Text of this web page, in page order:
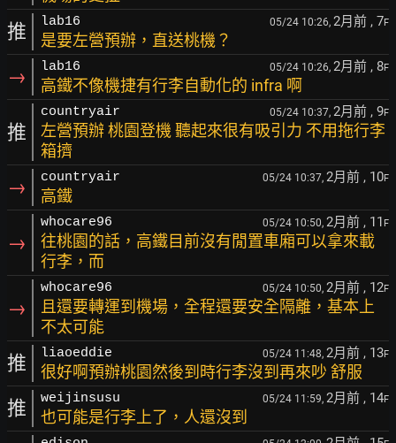
推 lab16 05/24 10:26, 2月前 , 7F
是要左營預辦，直送桃機？
→ lab16 05/24 10:26, 2月前 , 8F
高鐵不像機捷有行李自動化的 infra 啊
推
countryair 05/24 10:37, 2月前 , 9F
左營預辦 桃園登機 聽起來很有吸引力 不用拖行李
箱擠
→ countryair 05/24 10:37, 2月前 , 10F
高鐵
→
whocare96 05/24 10:50, 2月前 , 11 F
往桃園的話，高鐵目前沒有閒置車廂可以拿來載
行李，而
→
whocare96 05/24 10:50, 2月前 , 12F
且還要轉運到機場，全程還要安全隔離，基本上
不太可能
推 liaoeddie 05/24 11:48, 2月前 , 13F
很好啊預辦桃園然後到時行李沒到再來吵 舒服
推 weijinsusu 05/24 11:59, 2月前 , 14F
也可能是行李上了，人還沒到